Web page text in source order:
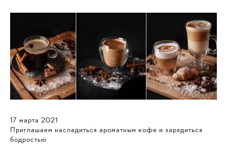
17 марта 2021
Приглашаем насладиться ароматным кофе и зарядиться
бодростью